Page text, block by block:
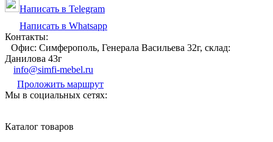
Написать в Telegram
Написать в Whatsapp
Контакты:
Офис: Симферополь, Генерала Васильева 32г, склад:
Данилова 43г
info@simfi-mebel.ru
Проложить маршрут
Мы в социальных сетях:
Каталог товаров